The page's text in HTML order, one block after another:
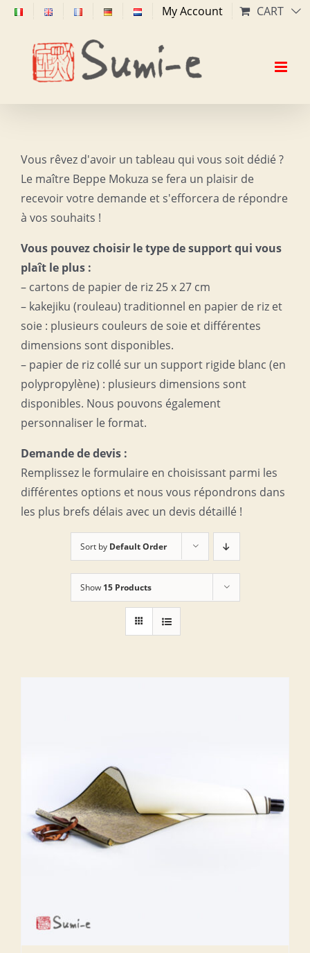
Skip
content
My Account CART
Vous rêvez d'avoir un tableau qui vous soit dédié ?
Le maître Beppe Mokuza se fera un plaisir de
recevoir votre demande et s'efforcera de répondre
à vos souhaits !
Vous pouvez choisir le type de support qui vous
plaît le plus :
– cartons de papier de riz 25 x 27 cm
– kakejiku (rouleau) traditionnel en papier de riz et
soie : plusieurs couleurs de soie et différentes
dimensions sont disponibles.
– papier de riz collé sur un support rigide blanc (en
polypropylène) : plusieurs dimensions sont
disponibles. Nous pouvons également
personnaliser le format.
Demande de devis :
Remplissez le formulaire en choisissant parmi les
différentes options et nous vous répondrons dans
les plus brefs délais avec un devis détaillé !
Sort by Default Order
Show 15 Products